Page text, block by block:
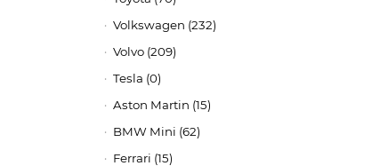
Volkswagen (232)
Volvo (209)
Tesla (0)
Aston Martin (15)
BMW Mini (62)
Ferrari (15)